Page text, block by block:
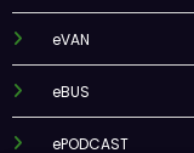
eVAN
eBUS
ePODCAST